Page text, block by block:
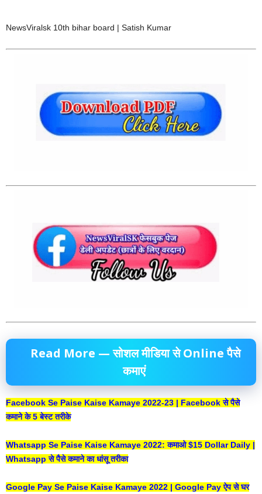
NewsViralsk 10th bihar board | Satish Kumar
Read More — सोशल मीडिया से Online पैसे
कमाएं
Facebook Se Paise Kaise Kamaye 2022-23 | Facebook से पैसे
कमाने के 5 बेस्ट तरीके
Whatsapp Se Paise Kaise Kamaye 2022: कमाओ $15 Dollar Daily |
Whatsapp से पैसे कमाने का धांसू तरीका
Google Pay Se Paise Kaise Kamaye 2022 | Google Pay ऐप से घर